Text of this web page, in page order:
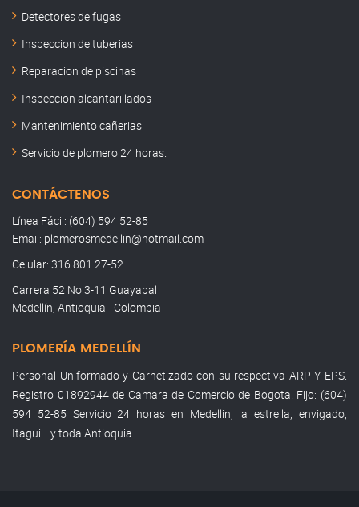
Detectores de fugas
Inspeccion de tuberias
Reparacion de piscinas
Inspeccion alcantarillados
Mantenimiento cañerias
Servicio de plomero 24 horas.
CONTÁCTENOS
Línea Fácil: (604) 594 52-85
Email: plomerosmedellin@hotmail.com
Celular: 316 801 27-52
Carrera 52 No 3-11 Guayabal
Medellín, Antioquia - Colombia
PLOMERÍA MEDELLÍN
Personal Uniformado y Carnetizado con su respectiva ARP Y EPS.
Registro 01892944 de Camara de Comercio de Bogota. Fijo: (604)
594 52-85 Servicio 24 horas en Medellin, la estrella, envigado,
Itagui... y toda Antioquia.